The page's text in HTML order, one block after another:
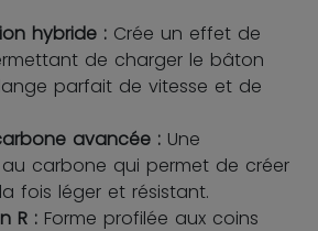
hybride : Crée un effet de
de charger le bâton
parfait de vitesse et de
avancée : Une
carbone qui permet de créer
fois léger et résistant.
R : Forme profilée aux coins